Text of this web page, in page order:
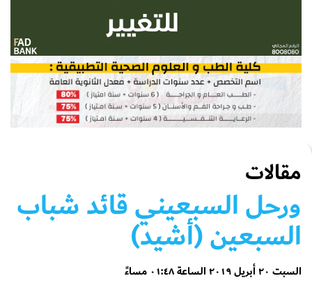
مقالات
ورحل السبعيني قائد شباب
السبعين (أشيد)
السبت ٢٠ أبريل ٢٠١٩ الساعة ٠١:٤٨ مساءً